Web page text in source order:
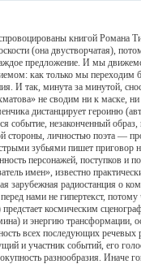
книгой Романа
(она двустворчатая),
предложение. И мы
как только мы переходим
И так, минута за минутой,
не сводим ни к маске, ни к
дистанцирует героиню
событие, незаконченный
стороны, личностью поэта —
зубьями пишет приговор
персонажей, поступков и
имен», известно
зарубежная радиостанция о
нами не гипертекст,
предстает космическим
и энергию трансформации,
всех последующих
и участник событий, его
разнообразия. Иначе